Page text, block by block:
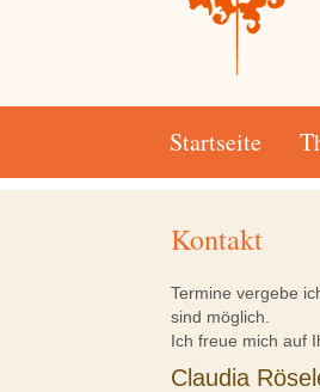
Startseite
Kontakt
Termine vergebe
sind möglich.
Ich freue mich auf
Claudia